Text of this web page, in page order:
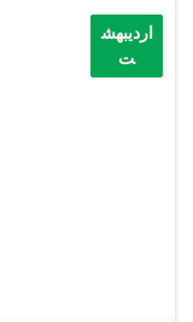
اردیبهش
ت